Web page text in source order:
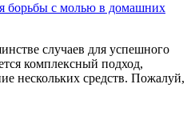
борьбы с молью в домашних
случаев для успешного
комплексный подход,
нескольких средств. Пожалуй,